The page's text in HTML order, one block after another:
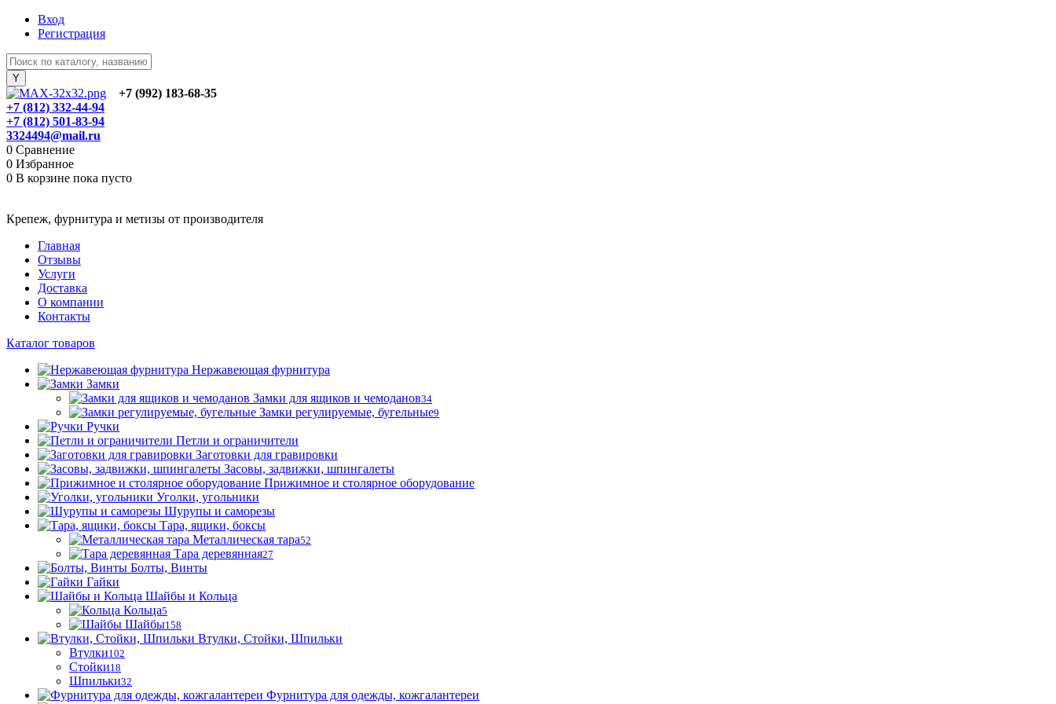
Вход
Регистрация
+7 (992) 183-68-35
+7 (812) 332-44-94
+7 (812) 501-83-94
3324494@mail.ru
0 Сравнение
0 Избранное
0 В корзине пока пусто
Крепеж, фурнитура и метизы от производителя
Главная
Отзывы
Услуги
Доставка
О компании
Контакты
Каталог товаров
Нержавеющая фурнитура
Замки
Замки для ящиков и чемоданов34
Замки регулируемые, бугельные9
Ручки
Петли и ограничители
Заготовки для гравировки
Засовы, задвижки, шпингалеты
Прижимное и столярное оборудование
Уголки, угольники
Шурупы и саморезы
Тара, ящики, боксы
Металлическая тара52
Тара деревянная27
Болты, Винты
Гайки
Шайбы и Кольца
Кольца5
Шайбы158
Втулки, Стойки, Шпильки
Втулки102
Стойки18
Шпильки32
Фурнитура для одежды, кожгалантереи